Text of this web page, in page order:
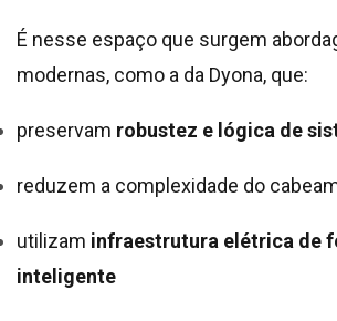
É nesse espaço que surgem
modernas, como a da Dyona, que:
preservam robustez e lógica de
reduzem a complexidade do
utilizam infraestrutura elétrica de
inteligente